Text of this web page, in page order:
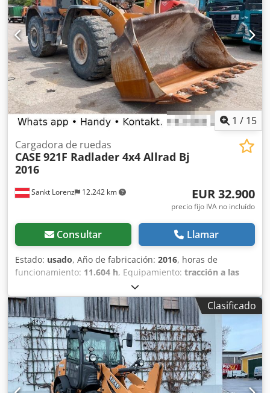
1 / 15
Sankt Lorenz 12.242 km
Cargadora de ruedas
CASE 921F Radlader 4x4 Allrad Bj
2016
EUR 32.900
precio fijo IVA no incluído
Consultar Llamar
Estado: usado, Año de fabricación: 2016, horas de
funcionamiento: 11.604 h, Equipamiento: tracción a las
, Llamar (Contacto · Teléfono · Móvil ·
WhatsApp) * Cargadora de ruedas Case 921F 4x4 con
tracción total * Calefacción / Aire acondicionado * Año de
fabricación: 2016 * Número de identificación del vehículo
(VIN): FNH921F1NGHE12139 * Potencia: 190 kW * Peso en
vacío: 19680 kg * Peso total: 21600 kg * Horas de uso:
11604 * Disponibles 3 unidades Chjdpfx Ajkq Amfenzja *
Precio bajo consulta * Toda la información proporcionada
no es vinculante.
Clasificado